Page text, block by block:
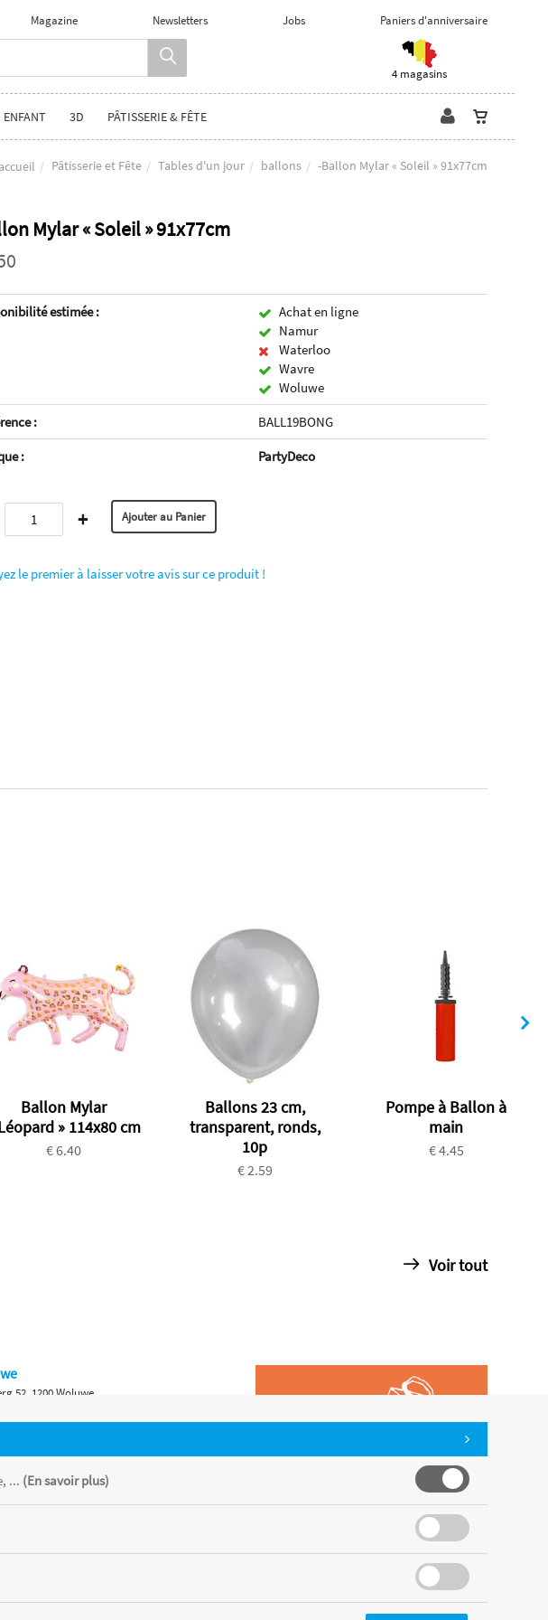
Magazine Newsletters Jobs Paniers d'anniversaire
4 magasins
ENFANT 3D PÂTISSERIE & FÊTE
Pâtisserie et Fête Tables d'un jour ballons -Ballon Mylar « Soleil » 91x77cm
Mylar « Soleil » 91x77cm
estimée :
Achat en ligne
Namur
Waterloo
Wavre
Woluwe
:
BALL19BONG
:
PartyDeco
+
le premier à laisser votre avis sur ce produit !
Ballon Mylar
» 114x80 cm
€ 6.40
Ballons 23 cm,
transparent, ronds,
10p
€ 2.59
Pompe à Ballon à
main
€ 4.45
Voir tout
... (En savoir plus)
52, 1200 Woluwe